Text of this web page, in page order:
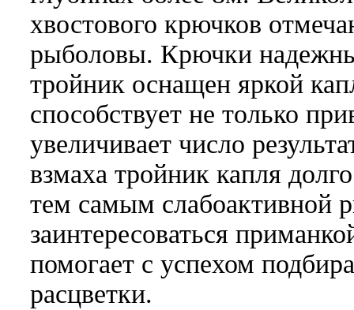
хвостового крючков
рыболовы. Крючки
тройник оснащен яркой
способствует не только
увеличивает число
взмаха тройник капля
тем самым слабоактивной
заинтересоваться
помогает с успехом
расцветки.